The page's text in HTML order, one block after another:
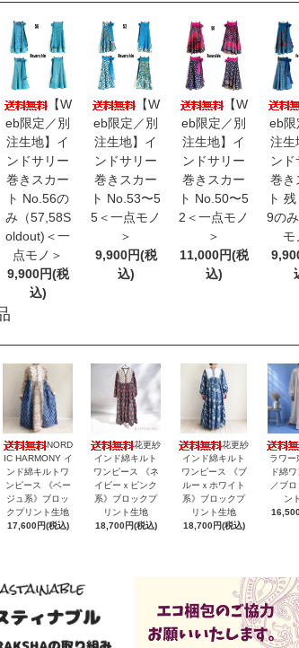
【W
eb限定／別
注生地】イ
ンドサリー
巻きスカー
ト No.56の
み（57,58S
oldout)＜一
点モノ＞
9,900円(税
込)
【W
eb限定／別
注生地】イ
ンドサリー
巻きスカー
ト No.53〜5
5＜一点モノ
＞
9,900円(税
込)
【W
eb限定／別
注生地】イ
ンドサリー
巻きスカー
ト No.50〜5
2＜一点モノ
＞
11,000円(税
込)
eb限
注生
ンド
巻き
ト
9の
モ
NORD
IC HARMONY イ
ンド綿キルトワ
ンピース 《ベー
ジュ系》ブロッ
クプリント生地
17,600円(税込)
花更紗
インド綿キルト
ワンピース 《ネ
イビーｘピンク
系》ブロックプ
リント生地
18,700円(税込)
花更紗
インド綿キルト
ワンピース 《ブ
ルーｘホワイト
系》ブロックプ
リント生地
18,700円(税込)
ラワー
ド綿
／ブ
ン